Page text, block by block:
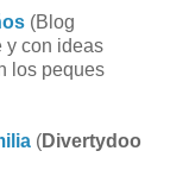
(Blog
y con ideas
los peques
(Divertydoo